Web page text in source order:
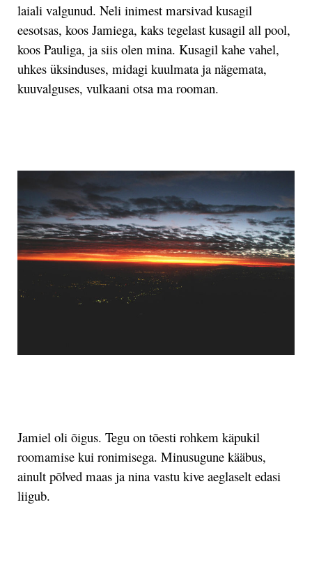
laiali valgunud. Neli inimest marsivad kusagil
eesotsas, koos Jamiega, kaks tegelast kusagil all pool,
koos Pauliga, ja siis olen mina. Kusagil kahe vahel,
uhkes üksinduses, midagi kuulmata ja nägemata,
kuuvalguses, vulkaani otsa ma rooman.
Jamiel oli õigus. Tegu on tõesti rohkem käpukil
roomamise kui ronimisega. Minusugune kääbus,
ainult põlved maas ja nina vastu kive aeglaselt edasi
liigub.